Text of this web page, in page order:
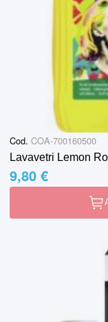
Cod. COA-700160500
Lavavetri Lemon
9,80 €